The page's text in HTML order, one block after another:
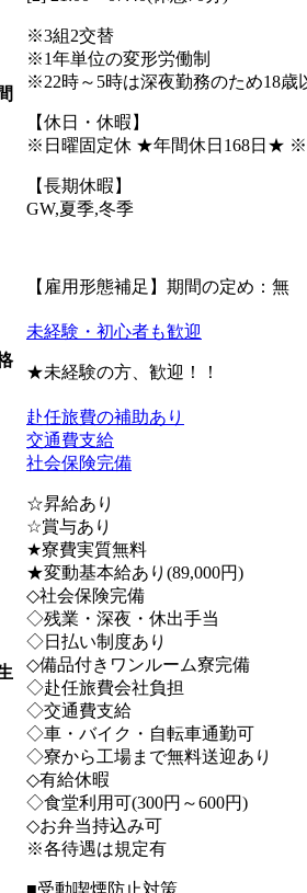
※3組2交替
※1年単位の変形労働制
※22時～5時は深夜勤務のため18歳
【休日・休暇】
※日曜固定休 ★年間休日168日★ ※
【長期休暇】
GW,夏季,冬季
【雇用形態補足】期間の定め：無
未経験・初心者も歓迎
★未経験の方、歓迎！！
赴任旅費の補助あり
交通費支給
社会保険完備
☆昇給あり
☆賞与あり
★寮費実質無料
★変動基本給あり(89,000円)
◇社会保険完備
◇残業・深夜・休出手当
◇日払い制度あり
◇備品付きワンルーム寮完備
◇赴任旅費会社負担
◇交通費支給
◇車・バイク・自転車通勤可
◇寮から工場まで無料送迎あり
◇有給休暇
◇食堂利用可(300円～600円)
◇お弁当持込み可
※各待遇は規定有
■受動喫煙防止対策